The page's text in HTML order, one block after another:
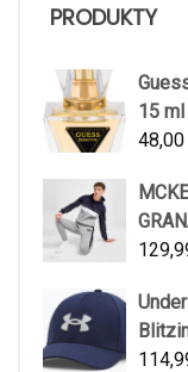
PRODUKTY
15
48,00